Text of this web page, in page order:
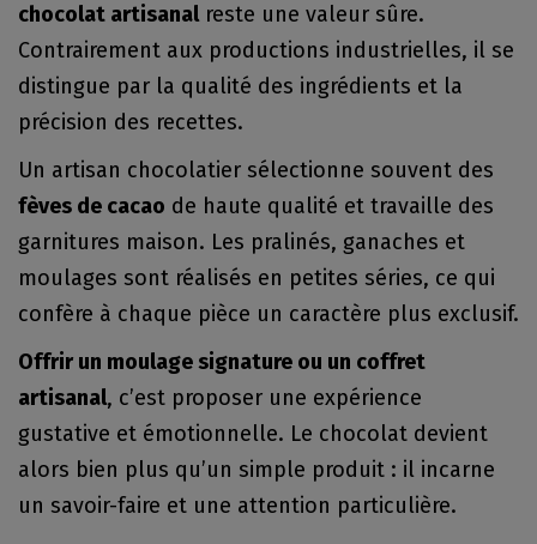
chocolat artisanalreste une valeur sûre.
Contrairement aux productions industrielles, il se
distingue par la qualité des ingrédients et la
précision des recettes.
Un artisan chocolatier sélectionne souvent des
fèves de cacao de haute qualité et travaille des
garnitures maison. Les pralinés, ganaches et
moulages sont réalisés en petites séries, ce qui
confère à chaque pièce un caractère plus exclusif.
Offrir un moulage signature ou un coffret
artisanal, c’est proposer une expérience
gustative et émotionnelle. Le chocolat devient
alors bien plus qu’un simple produit : il incarne
un savoir-faire et une attention particulière.